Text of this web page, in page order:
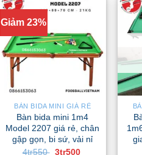
Giảm 23%
BÀN BIDA MINI GIÁ RẺ
Bàn bida mini 1m4
Model 2207 giá rẻ, chân
gập gọn, bi sứ, vải nỉ
4tr550 Giá
3tr500